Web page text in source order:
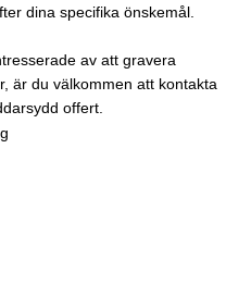
dina specifika önskemål.
av att gravera
är du välkommen att kontakta
offert.